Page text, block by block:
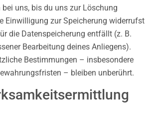
bei uns, bis du uns zur Löschung
Einwilligung zur Speicherung widerrufst
die Datenspeicherung entfällt (z. B.
Bearbeitung deines Anliegens).
Bestimmungen – insbesondere
– bleiben unberührt.